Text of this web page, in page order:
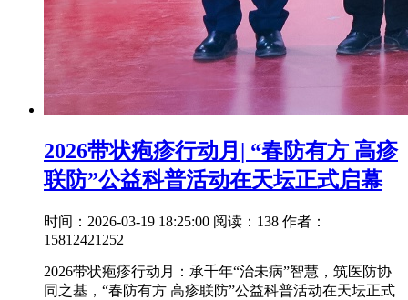
2026带状疱疹行动月| “春防有方 高疹
联防”公益科普活动在天坛正式启幕
时间：2026-03-19 18:25:00 阅读：138 作者：
15812421252
2026带状疱疹行动月：承千年“治未病”智慧，筑医防协
同之基，“春防有方 高疹联防”公益科普活动在天坛正式